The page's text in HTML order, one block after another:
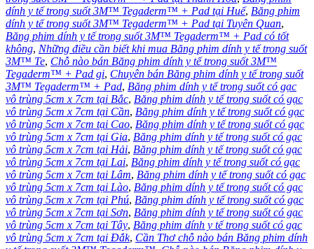
dính y tế trong suốt 3M™ Tegaderm™ + Pad tại Huế, Băng phim
dính y tế trong suốt 3M™ Tegaderm™ + Pad tại Tuyên Quan,
Băng phim dính y tế trong suốt 3M™ Tegaderm™ + Pad có tốt
không, Những điều cần biết khi mua Băng phim dính y tế trong suốt
3M™ Te, Chỗ nào bán Băng phim dính y tế trong suốt 3M™
Tegaderm™ + Pad gi, Chuyên bán Băng phim dính y tế trong suốt
3M™ Tegaderm™ + Pad, Băng phim dính y tế trong suốt có gạc
vô trùng 5cm x 7cm tại Bắc, Băng phim dính y tế trong suốt có gạc
vô trùng 5cm x 7cm tại Cần, Băng phim dính y tế trong suốt có gạc
vô trùng 5cm x 7cm tại Cao, Băng phim dính y tế trong suốt có gạc
vô trùng 5cm x 7cm tại Gia, Băng phim dính y tế trong suốt có gạc
vô trùng 5cm x 7cm tại Hải, Băng phim dính y tế trong suốt có gạc
vô trùng 5cm x 7cm tại Lai, Băng phim dính y tế trong suốt có gạc
vô trùng 5cm x 7cm tại Lâm, Băng phim dính y tế trong suốt có gạc
vô trùng 5cm x 7cm tại Lào, Băng phim dính y tế trong suốt có gạc
vô trùng 5cm x 7cm tại Phú, Băng phim dính y tế trong suốt có gạc
vô trùng 5cm x 7cm tại Sơn, Băng phim dính y tế trong suốt có gạc
vô trùng 5cm x 7cm tại Tây, Băng phim dính y tế trong suốt có gạc
vô trùng 5cm x 7cm tại Đắk, Cần Thơ chỗ nào bán Băng phim dính